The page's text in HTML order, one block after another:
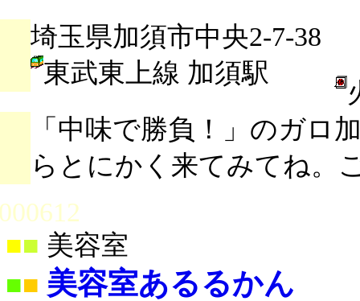
埼玉県加須市中央2-7-38
東武東上線 加須駅
「中味で勝負！」のガロ
らとにかく来てみてね。
■ 美容室
■■ 美容室あるるかん